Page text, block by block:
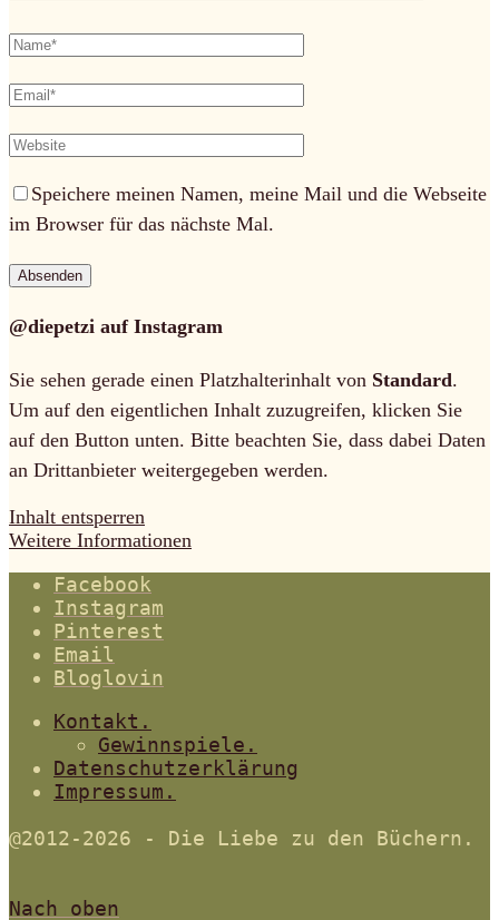
Speichere meinen Namen, meine Mail und die Webseite
im Browser für das nächste Mal.
@diepetzi auf Instagram
Sie sehen gerade einen Platzhalterinhalt von Standard.
Um auf den eigentlichen Inhalt zuzugreifen, klicken Sie
auf den Button unten. Bitte beachten Sie, dass dabei Daten
an Drittanbieter weitergegeben werden.
Inhalt entsperren
Weitere Informationen
Facebook
Instagram
Pinterest
Email
Bloglovin
Kontakt.
Gewinnspiele.
Datenschutzerklärung
Impressum.
@2012-2026 - Die Liebe zu den Büchern.
Nach oben